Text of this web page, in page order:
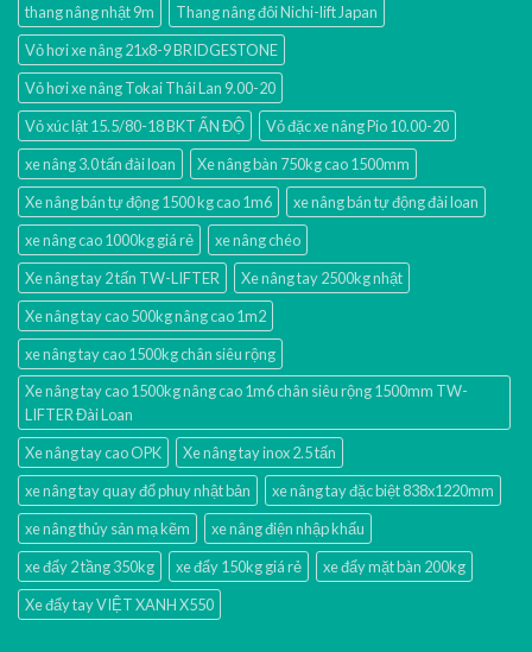
thang nâng nhật 9m
Thang nâng đôi Nichi-lift Japan
Vỏ hơi xe nâng 21x8-9 BRIDGESTONE
Vỏ hơi xe nâng Tokai Thái Lan 9.00-20
Vỏ xúc lật 15.5/80-18 BKT ẤN ĐỘ
Vỏ đặc xe nâng Pio 10.00-20
xe nâng 3.0 tấn đài loan
Xe nâng bàn 750kg cao 1500mm
Xe nâng bán tự động 1500 kg cao 1m6
xe nâng bán tự động đài loan
xe nâng cao 1000kg giá rẻ
xe nâng chéo
Xe nâng tay 2 tấn TW-LIFTER
Xe nâng tay 2500kg nhật
Xe nâng tay cao 500kg nâng cao 1m2
xe nâng tay cao 1500kg chân siêu rộng
Xe nâng tay cao 1500kg nâng cao 1m6 chân siêu rộng 1500mm TW-
LIFTER Đài Loan
Xe nâng tay cao OPK
Xe nâng tay inox 2.5 tấn
xe nâng tay quay đổ phuy nhật bản
xe nâng tay đặc biệt 838x1220mm
xe nâng thủy sản mạ kẽm
xe nâng điện nhập khấu
xe đẩy 2 tầng 350kg
xe đẩy 150kg giá rẻ
xe đẩy mặt bàn 200kg
Xe đẩy tay VIỆT XANH X550